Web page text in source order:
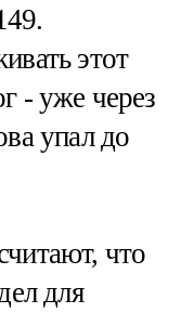
этот
- уже через
упал до
что
для